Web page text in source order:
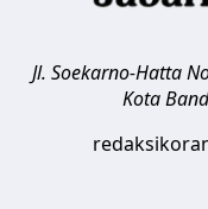
Jl. Soekarno-Hatta
Kota